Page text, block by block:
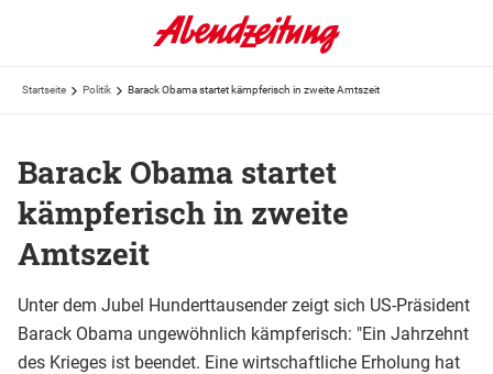
Startseite Politik Barack Obama startet kämpferisch in zweite Amtszeit
Barack Obama startet
kämpferisch in zweite
Amtszeit
Unter dem Jubel Hunderttausender zeigt sich US-Präsident
Barack Obama ungewöhnlich kämpferisch: "Ein Jahrzehnt
des Krieges ist beendet. Eine wirtschaftliche Erholung hat